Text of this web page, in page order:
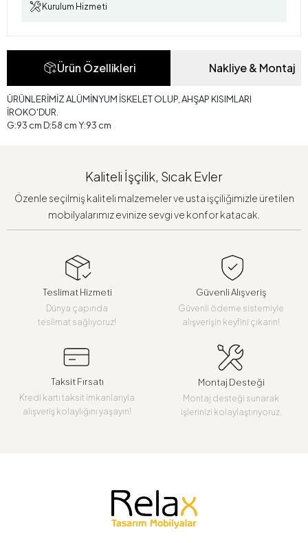
Kurulum Hizmeti
Ürün Özellikleri Nakliye & Montaj
ÜRÜNLERİMİZ ALÜMİNYUM İSKELET OLUP, AHŞAP KISIMLARI
İROKO'DUR.
G:93 cm D:58 cm Y:93 cm
Kaliteli İşçilik, Sıcak Evler
Özenle seçilmiş kaliteli malzemeler ve usta işçiliğimizle üretilen
mobilyalarımız evinize sevgi ve konfor katacak.
Teslimat Hizmeti
Dünya çapında
teslimat sağlıyoruz!
Güvenli Alışveriş
Güvenli ödeme sistemiyle
alışverişin keyfini çıkarın!
Taksit Fırsatı
Kredi kartı taksit imkanlarıyla
alışveriş kolaylığını yaşayın!
Montaj Desteği
Montaj desteği sunarak
işlerinizi kolaylaştırıyoruz.